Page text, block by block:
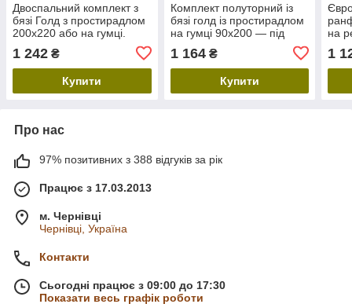
Двоспальний комплект з
бязі Голд з простирадлом
200х220 або на гумці.
простирадла і малюнку
1 242 ₴
Купити
Комплект полуторний із
бязі голд із простирадлом
на гумці 90х200 — під
1 164₴
Купити
на
1
Про нас
97% позитивних з 388 відгуків за рік
Працює з 17.03.2013
м. Чернівці
Чернівці, Україна
Контакти
Сьогодні працює з 09:00 до 17:30
Показати весь графік роботи